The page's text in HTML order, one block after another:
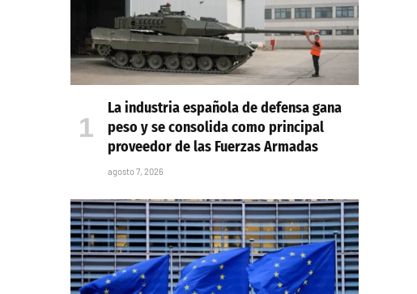
La industria española de defensa gana
peso y se consolida como principal
proveedor de las Fuerzas Armadas
agosto 7, 2026